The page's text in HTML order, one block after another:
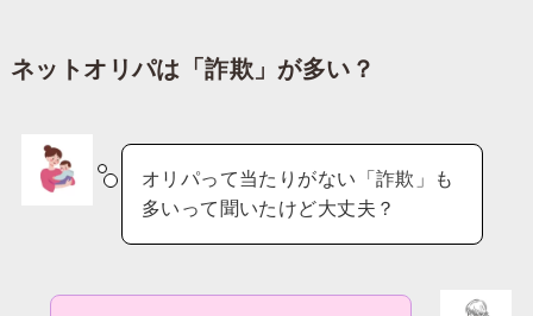
ネットオリパは「詐欺」が多い？
オリパって当たりがない「詐欺」も
多いって聞いたけど大丈夫？